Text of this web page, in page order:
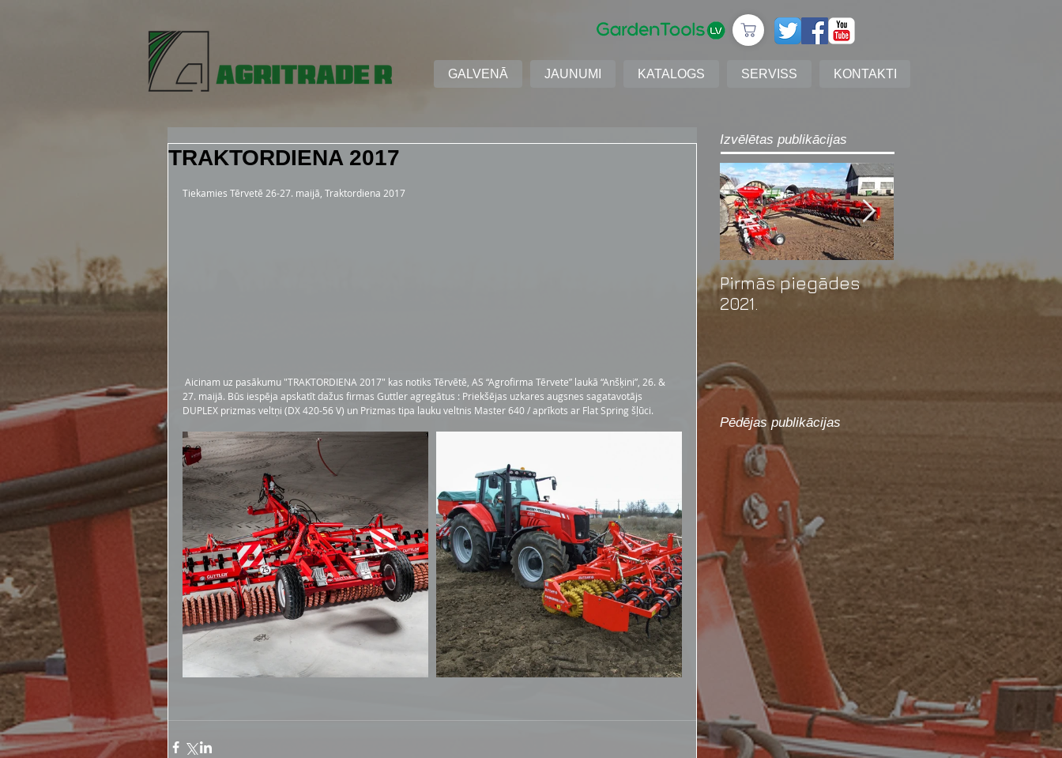
GALVENĀ JAUNUMI KATALOGS SERVISS KONTAKTI
TRAKTORDIENA 2017
Tiekamies Tērvetē 26-27. maijā, Traktordiena 2017
27. maijā. Būs iespēja apskatīt dažus firmas Guttler agregātus : Priekšējas uzkares augsnes sagatavotājs
DUPLEX prizmas veltņi (DX 420-56 V) un Prizmas tipa lauku veltnis Master 640 / aprīkots ar Flat Spring šļūci.
Izvēlētas publikācijas
Pirmās piegādes
2021.
Zalāju uzkopšanas
Pēdējas publikācijas